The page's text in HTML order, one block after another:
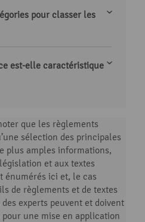
pour classer les
est-elle caractéristique
que les règlements
sélection des principales
plus amples informations,
et aux textes
énumérés ici et, le cas
de règlements et de textes
experts peuvent et doivent
une mise en application